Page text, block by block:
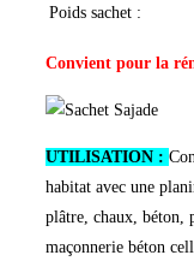
Poids sachet :
Convient pour la
UTILISATION :
habitat avec une
plâtre, chaux, béton,
maçonnerie béton